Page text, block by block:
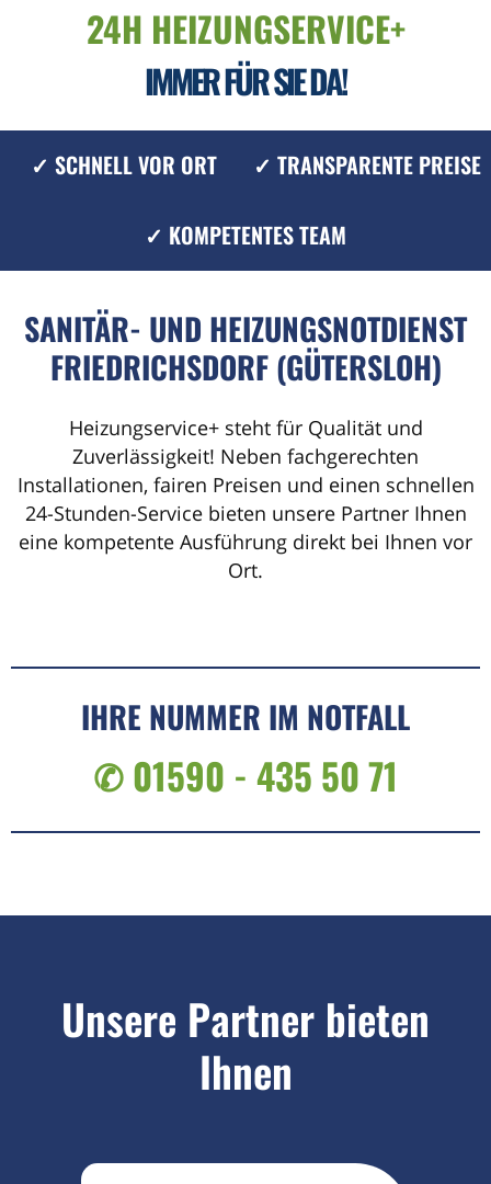
24H HEIZUNGSERVICE+
IMMER FÜR SIE DA!
✓ SCHNELL VOR ORT ✓ TRANSPARENTE PREISE
✓ KOMPETENTES TEAM
SANITÄR- UND HEIZUNGSNOTDIENST
FRIEDRICHSDORF (GÜTERSLOH)
Heizungservice+ steht für Qualität und
Zuverlässigkeit! Neben fachgerechten
Installationen, fairen Preisen und einen schnellen
24-Stunden-Service bieten unsere Partner Ihnen
eine kompetente Ausführung direkt bei Ihnen vor
Ort.
IHRE NUMMER IM NOTFALL
✆ 01590 - 435 50 71
Unsere Partner bieten
Ihnen